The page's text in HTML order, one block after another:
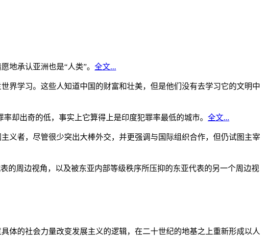
地承认亚洲也是“人类”。 全文...
界学习。这些人知道中国的财富和壮美，但是他们没有去学习它的文明中
却出奇的低，事实上它算得上是印度犯罪率最低的城市。 全文...
义者，尽管很少突出大棒外交，并更强调与国际组织合作，但仍试图主宰
的周边视角，以及被东亚内部等级秩序所压抑的东亚代表的另一个周边视
体的社会力量改变发展主义的逻辑，在二十世纪的地基之上重新形成以人